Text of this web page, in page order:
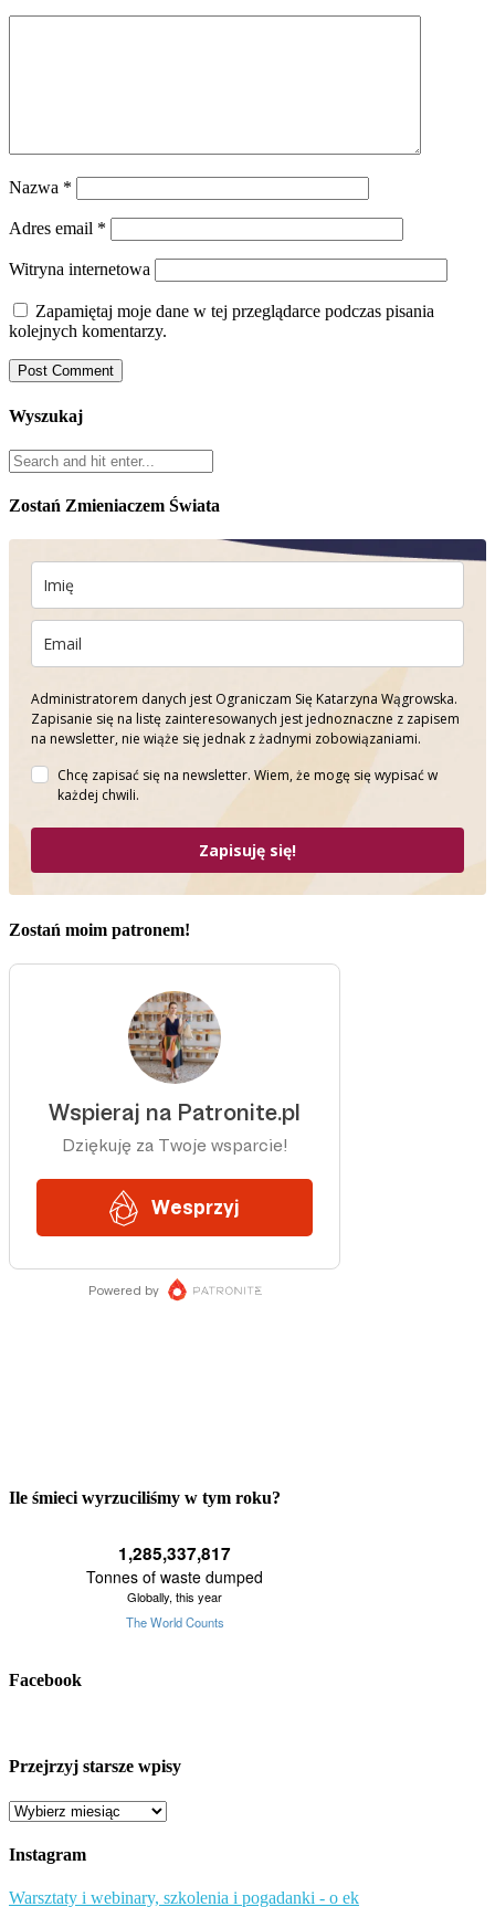
Nazwa *
Adres email *
Witryna internetowa
Zapamiętaj moje dane w tej przeglądarce podczas pisania
kolejnych komentarzy.
Wyszukaj
Zostań Zmieniaczem Świata
Administratorem danych jest Ograniczam Się Katarzyna Wągrowska.
Zapisanie się na listę zainteresowanych jest jednoznaczne z zapisem
na newsletter, nie wiąże się jednak z żadnymi zobowiązaniami.
Chcę zapisać się na newsletter. Wiem, że mogę się wypisać w
każdej chwili.
Zapisuję się!
Zostań moim patronem!
Ile śmieci wyrzuciliśmy w tym roku?
Facebook
Przejrzyj starsze wpisy
Przejrzyj
wpisy
Instagram
Warsztaty i webinary, szkolenia i pogadanki - o ek